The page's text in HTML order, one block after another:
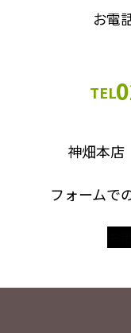
お電
TEL
神畑本店
フォームで